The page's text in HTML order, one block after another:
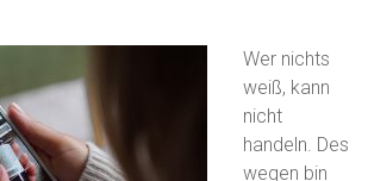
Wer nichts
weiß, kann
nicht
handeln. Des
wegen bin